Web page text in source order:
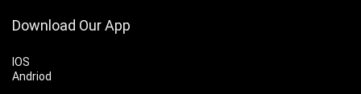
Download Our App
IOS
Andriod